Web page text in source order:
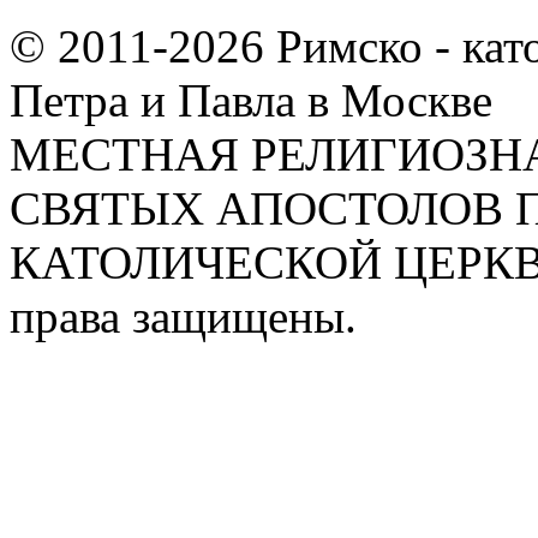
© 2011-2026 Римско -
Петра и Павла в Москве
МЕСТНАЯ
СВЯТЫХ АПОСТОЛОВ
КАТОЛИЧЕСКОЙ
права защищены.